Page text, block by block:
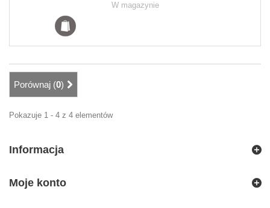
W magazynie
Porównaj (0)
Pokazuje 1 - 4 z 4 elementów
Informacja
Moje konto